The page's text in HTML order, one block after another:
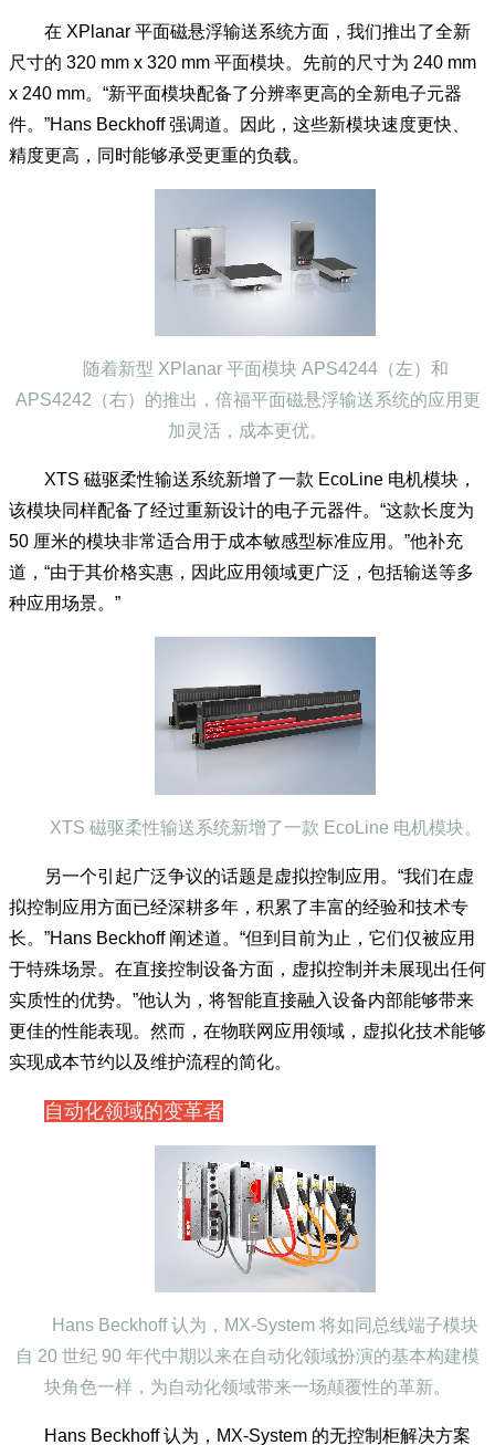
高强计算能力。
在 XPlanar 平面磁悬浮输送系统方面，我们推出了全新
尺寸的 320 mm x 320 mm 平面模块。先前的尺寸为 240 mm
x 240 mm。“新平面模块配备了分辨率更高的全新电子元器
件。”Hans Beckhoff 强调道。因此，这些新模块速度更快、
精度更高，同时能够承受更重的负载。
随着新型 XPlanar 平面模块 APS4244（左）和
APS4242（右）的推出，倍福平面磁悬浮输送系统的应用更
加灵活，成本更优。
XTS 磁驱柔性输送系统新增了一款 EcoLine 电机模块，
该模块同样配备了经过重新设计的电子元器件。“这款长度为
50 厘米的模块非常适合用于成本敏感型标准应用。”他补充
道，“由于其价格实惠，因此应用领域更广泛，包括输送等多
XTS 磁驱柔性输送系统新增了一款 EcoLine 电机模块。
另一个引起广泛争议的话题是虚拟控制应用。“我们在虚
拟控制应用方面已经深耕多年，积累了丰富的经验和技术专
长。”Hans Beckhoff 阐述道。“但到目前为止，它们仅被应用
于特殊场景。在直接控制设备方面，虚拟控制并未展现出任何
实质性的优势。”他认为，将智能直接融入设备内部能够带来
更佳的性能表现。然而，在物联网应用领域，虚拟化技术能够
实现成本节约以及维护流程的简化。
自动化领域的变革者
Hans Beckhoff 认为，MX-System 将如同总线端子模块
自 20 世纪 90 年代中期以来在自动化领域扮演的基本构建模
块角色一样，为自动化领域带来一场颠覆性的革新。